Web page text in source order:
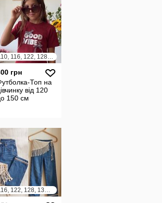
110, 116, 122, 128, 134, 140, 146, 152
грн
Топ на
від 120
150 см
116, 122, 128, 134, 140, 146, 152, 158, 164